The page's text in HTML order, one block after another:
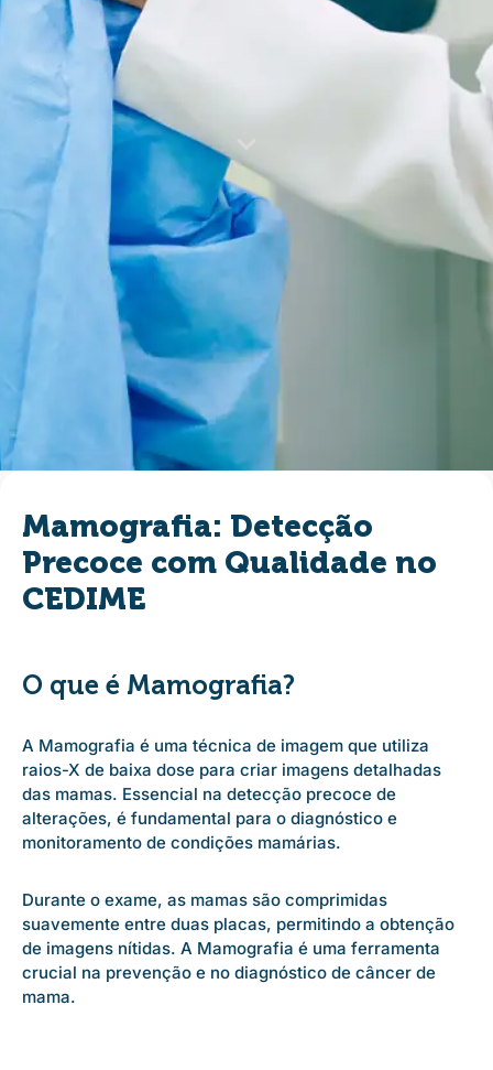
Mamografia: Detecção
Precoce com Qualidade no
CEDIME
O que é Mamografia?
A Mamografia é uma técnica de imagem que utiliza
raios-X de baixa dose para criar imagens detalhadas
das mamas. Essencial na detecção precoce de
alterações, é fundamental para o diagnóstico e
monitoramento de condições mamárias.
Durante o exame, as mamas são comprimidas
suavemente entre duas placas, permitindo a obtenção
de imagens nítidas. A Mamografia é uma ferramenta
crucial na prevenção e no diagnóstico de câncer de
mama.